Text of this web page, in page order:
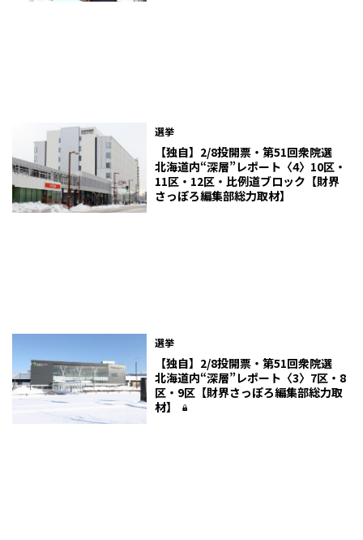
選挙
【独自】2/8投開票・第51回衆院選
北海道内“深層”レポート〈4〉10区・
11区・12区・比例道ブロック【財界
さっぽろ編集部総力取材】
選挙
【独自】2/8投開票・第51回衆院選
北海道内“深層”レポート〈3〉7区・8
区・9区【財界さっぽろ編集部総力取
材】